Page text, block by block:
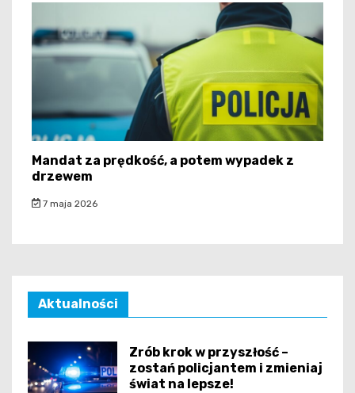
Mandat za prędkość, a potem wypadek z
drzewem
7 maja 2026
Aktualności
Zrób krok w przyszłość –
zostań policjantem i zmieniaj
świat na lepsze!